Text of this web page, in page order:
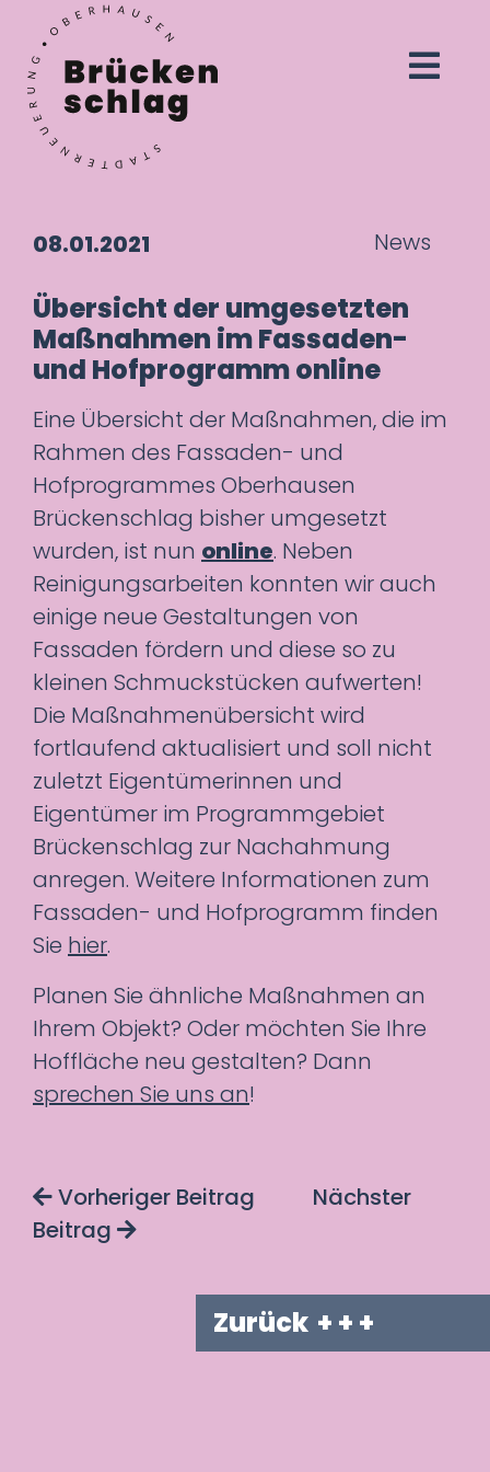
08.01.2021 News
Übersicht der umgesetzten
Maßnahmen im Fassaden-
und Hofprogramm online
Eine Übersicht der Maßnahmen, die im
Rahmen des Fassaden- und
Hofprogrammes Oberhausen
Brückenschlag bisher umgesetzt
wurden, ist nun online. Neben
Reinigungsarbeiten konnten wir auch
einige neue Gestaltungen von
Fassaden fördern und diese so zu
kleinen Schmuckstücken aufwerten!
Die Maßnahmenübersicht wird
fortlaufend aktualisiert und soll nicht
zuletzt Eigentümerinnen und
Eigentümer im Programmgebiet
Brückenschlag zur Nachahmung
anregen. Weitere Informationen zum
Fassaden- und Hofprogramm finden
Sie hier.
Planen Sie ähnliche Maßnahmen an
Ihrem Objekt? Oder möchten Sie Ihre
Hoffläche neu gestalten? Dann
sprechen Sie uns an!
Vorheriger Beitrag
Nächster
Beitrag
Zurück